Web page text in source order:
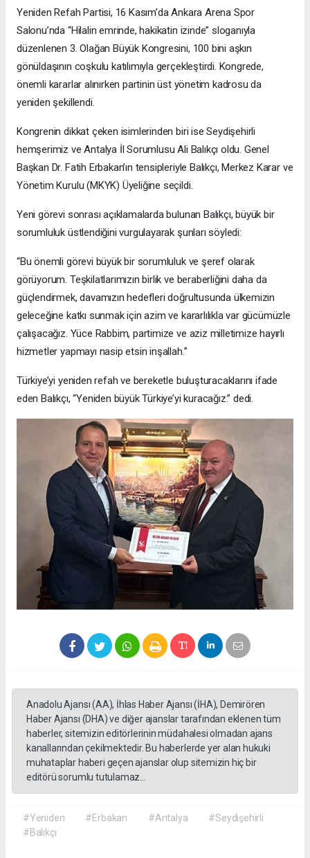
Yeniden Refah Partisi, 16 Kasım’da Ankara Arena Spor
Salonu’nda “Hilalin emrinde, hakikatin izinde” sloganıyla
düzenlenen 3. Olağan Büyük Kongresini, 100 bini aşkın
gönüldaşının coşkulu katılımıyla gerçekleştirdi. Kongrede,
önemli kararlar alınırken partinin üst yönetim kadrosu da
yeniden şekillendi.
Kongrenin dikkat çeken isimlerinden biri ise Seydişehirli
hemşerimiz ve Antalya İl Sorumlusu Ali Balıkçı oldu. Genel
Başkan Dr. Fatih Erbakan’ın tensipleriyle Balıkçı, Merkez Karar ve
Yönetim Kurulu (MKYK) Üyeliğine seçildi.
Yeni görevi sonrası açıklamalarda bulunan Balıkçı, büyük bir
sorumluluk üstlendiğini vurgulayarak şunları söyledi:
“Bu önemli görevi büyük bir sorumluluk ve şeref olarak
görüyorum. Teşkilatlarımızın birlik ve beraberliğini daha da
güçlendirmek, davamızın hedefleri doğrultusunda ülkemizin
geleceğine katkı sunmak için azim ve kararlılıkla var gücümüzle
çalışacağız. Yüce Rabbim, partimize ve aziz milletimize hayırlı
hizmetler yapmayı nasip etsin inşallah.”
Türkiye’yi yeniden refah ve bereketle buluşturacaklarını ifade
eden Balıkçı, “Yeniden büyük Türkiye’yi kuracağız.” dedi.
Anadolu Ajansı (AA), İhlas Haber Ajansı (İHA), Demirören
Haber Ajansı (DHA) ve diğer ajanslar tarafından eklenen tüm
haberler, sitemizin editörlerinin müdahalesi olmadan ajans
kanallarından çekilmektedir. Bu haberlerde yer alan hukuki
muhataplar haberi geçen ajanslar olup sitemizin hiç bir
editörü sorumlu tutulamaz...
#Yeniden #Erbakan #Antalya
#Seydişehirli
#Balıkçı